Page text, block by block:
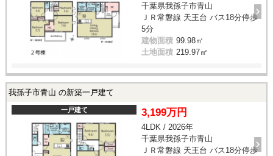
千葉県我孫子市青山
ＪＲ常磐線 天王台 バス18分停歩
5分
建物面積 99.98㎡
土地面積 219.97㎡
我孫子市青山 の新築一戸建て
一戸建て 3,199万円
4LDK / 2026年
千葉県我孫子市青山
ＪＲ常磐線 天王台 バス18分停歩